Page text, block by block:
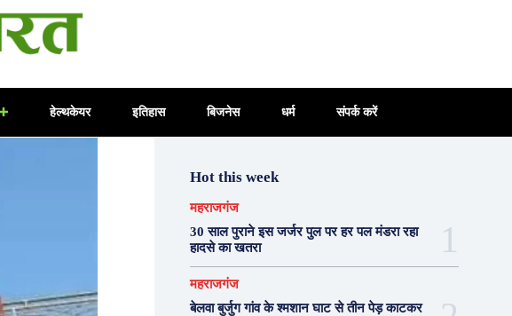
हेल्थकेयर इतिहास बिजनेस धर्म संपर्क करें
Hot this week
महराजगंज
30 साल पुराने इस जर्जर पुल पर हर पल मंडरा रहा
हादसे का खतरा
महराजगंज
बेलवा बुर्जुग गांव के श्मशान घाट से तीन पेड़ काटकर